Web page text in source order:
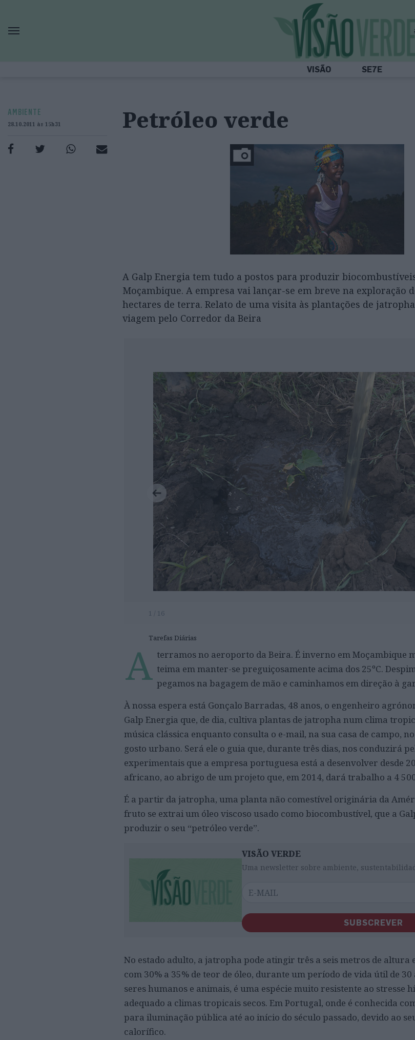
VISÃO SE7E
AMBIENTE
28.10.2011 às 15h31 Petróleo verde
A Galp Energia tem tudo a postos para produzir
Moçambique. A empresa vai lançar-se em breve na exploração
hectares de terra. Relato de uma visita às plantações de
viagem pelo Corredor da Beira
1 / 16
Tarefas Diárias
A terramos no aeroporto da Beira. É inverno em Moçambique
teima em manter-se preguiçosamente acima dos 25ºC.
pegamos na bagagem de mão e caminhamos em direção à
À nossa espera está Gonçalo Barradas, 48 anos, o engenheiro
Galp Energia que, de dia, cultiva plantas de jatropha num clima
música clássica enquanto consulta o e-mail, na sua casa de campo,
gosto urbano. Será ele o guia que, durante três dias, nos conduzirá
experimentais que a empresa portuguesa está a desenvolver desde
africano, ao abrigo de um projeto que, em 2014, dará trabalho a 4
É a partir da jatropha, uma planta não comestível originária da
fruto se extrai um óleo viscoso usado como biocombustível, que a
produzir o seu “petróleo verde”.
VISÃO VERDE
Uma newsletter sobre ambiente,
SUBSCREVER
No estado adulto, a jatropha pode atingir três a seis metros de altura
com 30% a 35% de teor de óleo, durante um período de vida útil de
seres humanos e animais, é uma espécie muito resistente ao stresse
adequado a climas tropicais secos. Em Portugal, onde é conhecida
para iluminação pública até ao início do século passado, devido ao
calorífico.